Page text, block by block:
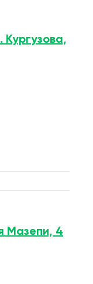
Кургузова,
Мазепи, 4